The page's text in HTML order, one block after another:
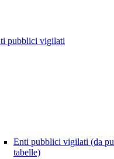
pubblici vigilati
Enti pubblici vigilati (da
tabelle)